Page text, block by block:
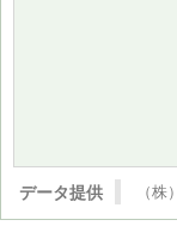
データ提供 （